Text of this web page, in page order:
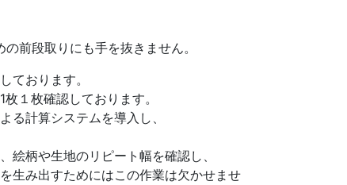
前段取りにも手を抜きません。
ております。
１枚確認しております。
る計算システムを導入し、
絵柄や生地のリピート幅を確認し、
生み出すためにはこの作業は欠かせませ